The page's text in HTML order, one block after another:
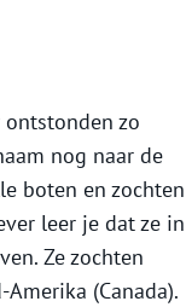
zo
nog naar de
boten en zochten
leer je dat ze in
Ze zochten
(Canada).